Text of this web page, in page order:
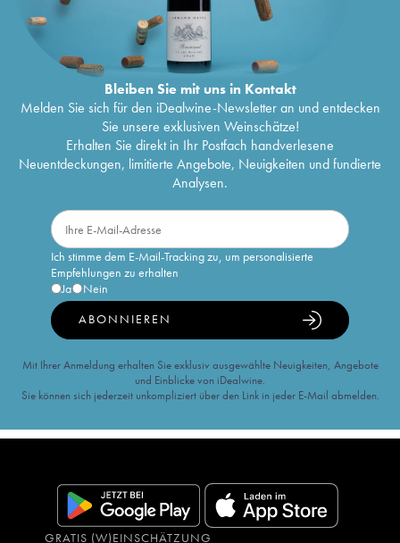
Bleiben Sie mit uns in Kontakt
Melden Sie sich für den iDealwine-Newsletter an und entdecken
Sie unsere exklusiven Weinschätze!
Erhalten Sie direkt in Ihr Postfach handverlesene
Neuentdeckungen, limitierte Angebote, Neuigkeiten und fundierte
Analysen.
Ich stimme dem E-Mail-Tracking zu, um personalisierte
Empfehlungen zu erhalten
Ja
Nein
ABONNIEREN
Mit Ihrer Anmeldung erhalten Sie exklusiv ausgewählte Neuigkeiten, Angebote
und Einblicke von iDealwine.
Sie können sich jederzeit unkompliziert über den Link in jeder E-Mail abmelden.
GRATIS (W)EINSCHÄTZUNG